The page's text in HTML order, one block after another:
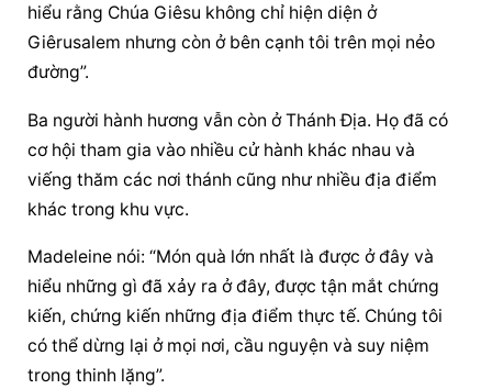
hiểu rằng Chúa Giêsu không chỉ hiện diện ở
Giêrusalem nhưng còn ở bên cạnh tôi trên mọi nẻo
đường”.
Ba người hành hương vẫn còn ở Thánh Địa. Họ đã có
cơ hội tham gia vào nhiều cử hành khác nhau và
viếng thăm các nơi thánh cũng như nhiều địa điểm
khác trong khu vực.
Madeleine nói: “Món quà lớn nhất là được ở đây và
hiểu những gì đã xảy ra ở đây, được tận mắt chứng
kiến, chứng kiến những địa điểm thực tế. Chúng tôi
có thể dừng lại ở mọi nơi, cầu nguyện và suy niệm
trong thinh lặng”.